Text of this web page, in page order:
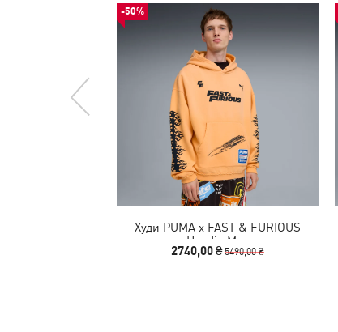
-50%
Худи PUMA x FAST & FURIOUS
Hoodie Men
2740,00 ₴5490,00 ₴